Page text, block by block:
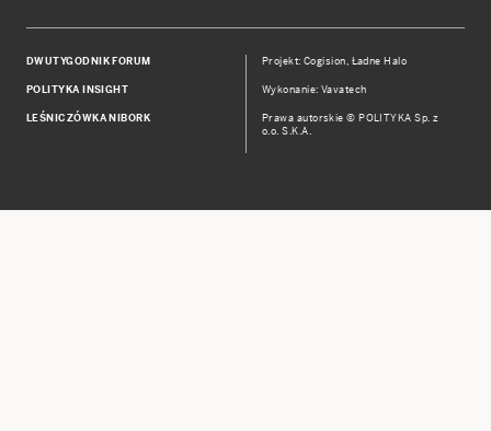
DWUTYGODNIK FORUM
POLITYKA INSIGHT
LEŚNICZÓWKA NIBORK
Projekt:Cogision, Ładne Halo
Wykonanie: Vavatech
Prawa autorskie © POLITYKA Sp. z
o.o. S.K.A.